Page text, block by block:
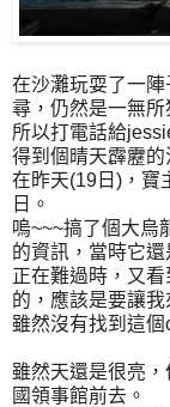
在沙灘玩耍了一
尋，仍然是一無所
所以打電話給
得到個晴天霹靂的
在昨天(19日)，寶
日。
嗚~~~搞了個大烏
的資訊，當時它還
正在難過時，又
的，應該是要讓
雖然沒有找到這
雖然天還是很亮
國領事館前去。